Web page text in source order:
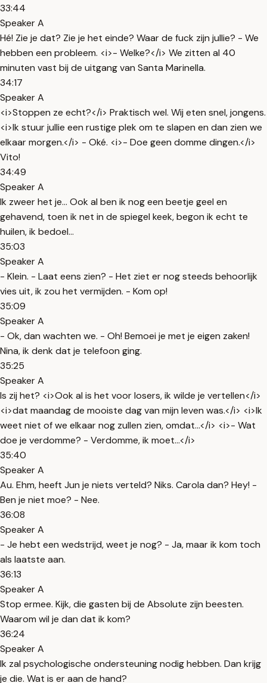
33:44
Speaker A
Hé! Zie je dat? Zie je het einde? Waar de fuck zijn jullie? - We
hebben een probleem. <i>- Welke?</i> We zitten al 40
minuten vast bij de uitgang van Santa Marinella.
34:17
Speaker A
<i>Stoppen ze echt?</i> Praktisch wel. Wij eten snel, jongens.
<i>Ik stuur jullie een rustige plek om te slapen en dan zien we
elkaar morgen.</i> - Oké. <i>- Doe geen domme dingen.</i>
Vito!
34:49
Speaker A
Ik zweer het je... Ook al ben ik nog een beetje geel en
gehavend, toen ik net in de spiegel keek, begon ik echt te
huilen, ik bedoel...
35:03
Speaker A
- Klein. - Laat eens zien? - Het ziet er nog steeds behoorlijk
vies uit, ik zou het vermijden. - Kom op!
35:09
Speaker A
- Ok, dan wachten we. - Oh! Bemoei je met je eigen zaken!
Nina, ik denk dat je telefoon ging.
35:25
Speaker A
Is zij het? <i>Ook al is het voor losers, ik wilde je vertellen</i>
<i>dat maandag de mooiste dag van mijn leven was.</i> <i>Ik
weet niet of we elkaar nog zullen zien, omdat...</i> <i>- Wat
doe je verdomme? - Verdomme, ik moet...</i>
35:40
Speaker A
Au. Ehm, heeft Jun je niets verteld? Niks. Carola dan? Hey! -
Ben je niet moe? - Nee.
36:08
Speaker A
- Je hebt een wedstrijd, weet je nog? - Ja, maar ik kom toch
als laatste aan.
36:13
Speaker A
Stop ermee. Kijk, die gasten bij de Absolute zijn beesten.
Waarom wil je dan dat ik kom?
36:24
Speaker A
Ik zal psychologische ondersteuning nodig hebben. Dan krijg
je die. Wat is er aan de hand?